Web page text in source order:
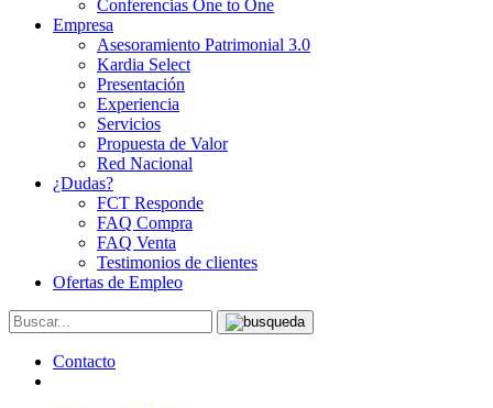
Conferencias One to One
Empresa
Asesoramiento Patrimonial 3.0
Kardia Select
Presentación
Experiencia
Servicios
Propuesta de Valor
Red Nacional
¿Dudas?
FCT Responde
FAQ Compra
FAQ Venta
Testimonios de clientes
Ofertas de Empleo
Contacto